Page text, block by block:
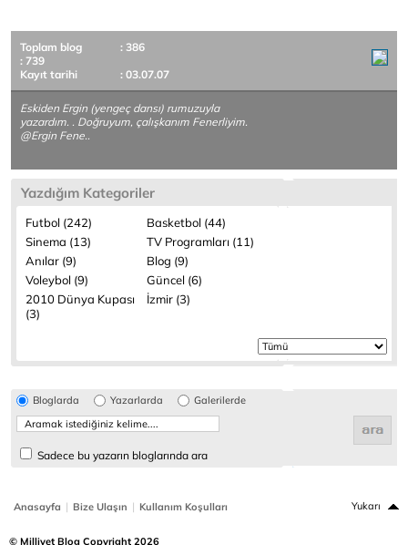
Toplam blog
: 386
: 739
Kayıt tarihi
: 03.07.07
Eskiden Ergin (yengeç dansı) rumuzuyla
yazardım. . Doğruyum, çalışkanım Fenerliyim.
@Ergin Fene..
Yazdığım Kategoriler
Futbol (242)
Basketbol (44)
Sinema (13)
TV Programları (11)
Anılar (9)
Blog (9)
Voleybol (9)
Güncel (6)
2010 Dünya Kupası
(3)
İzmir (3)
Bloglarda Yazarlarda Galerilerde
Sadece bu yazarın bloglarında ara
Anasayfa | Bize Ulaşın | Kullanım Koşulları Yukarı
© Milliyet Blog Copyright 2026